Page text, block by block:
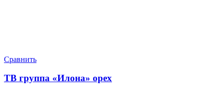
Сравнить
ТВ группа «Илона» орех